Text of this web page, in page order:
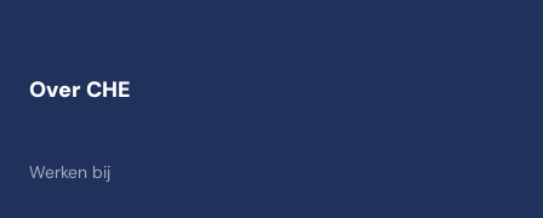
Over CHE
Werken bij